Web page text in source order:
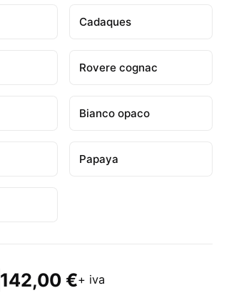
Cadaques
Rovere cognac
Bianco opaco
Papaya
142,00 €+ iva